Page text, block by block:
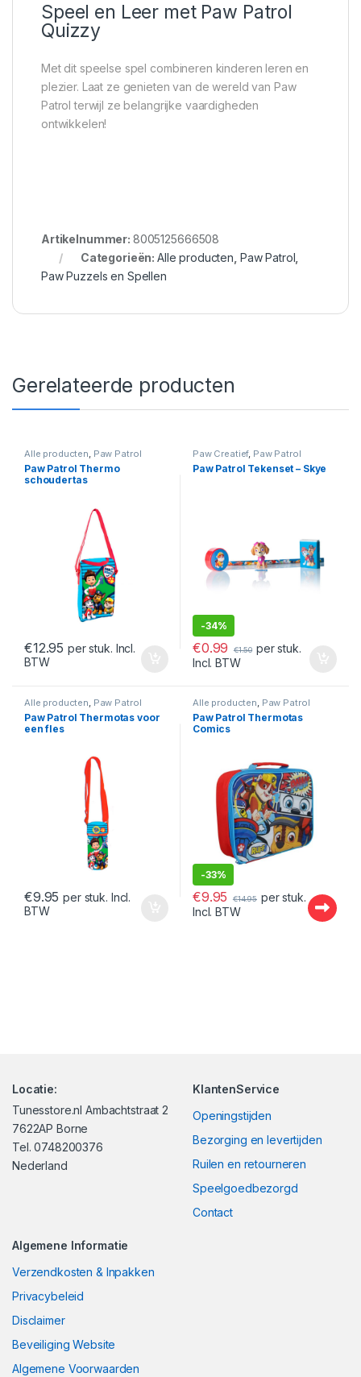
Speel en Leer met Paw Patrol
Quizzy
Met dit speelse spel combineren kinderen leren en
plezier. Laat ze genieten van de wereld van Paw
Patrol terwijl ze belangrijke vaardigheden
ontwikkelen!
Artikelnummer: 8005125666508
Categorieën:Alle producten Paw Patrol
Paw Puzzels en Spellen
Gerelateerde producten
Alle producten, Paw Patrol
Paw Patrol Thermo
schoudertas
€12.95 per stuk. Incl.
BTW
Paw Creatief, Paw Patrol
Paw Patrol Tekenset – Skye
-34%
€0.99 €1.50 per stuk.
Incl. BTW
Alle producten, Paw Patrol
Paw Patrol Thermotas voor
een fles
€9.95 per stuk. Incl.
BTW
Alle producten, Paw Patrol
Paw Patrol Thermotas
Comics
-33%
€9.95 €14.95 per stuk.
Incl. BTW
Locatie:
Tunesstore.nl Ambachtstraat 2
7622AP Borne
Tel. 0748200376
Nederland
KlantenService
Openingstijden
Bezorging en levertijden
Ruilen en retourneren
Speelgoedbezorgd
Contact
Algemene Informatie
Verzendkosten & Inpakken
Privacybeleid
Disclaimer
Beveiliging Website
Algemene Voorwaarden